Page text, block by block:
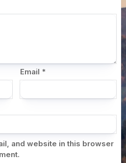
Email *
and website in this browser